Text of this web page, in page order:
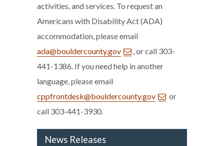
activities, and services. To request an
Americans with Disability Act (ADA)
accommodation, please email
ada@bouldercounty.gov
, or call 303-
441-1386. If you need help in another
language, please email
cppfrontdesk@bouldercounty.gov
or
call 303-441-3930.
News Releases